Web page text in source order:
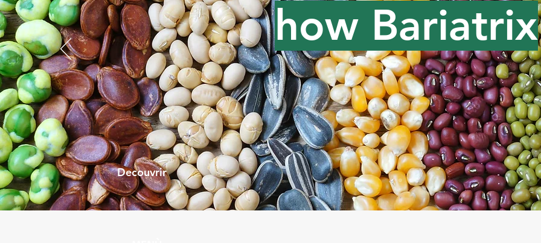
how Bariatrix
Decouvrir